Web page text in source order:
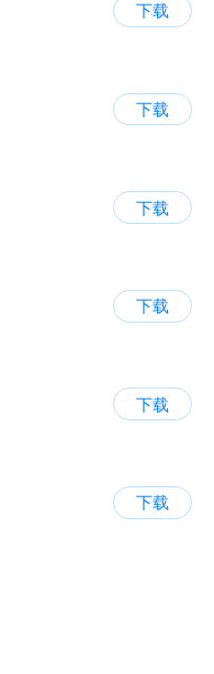
下载
下载
下载
下载
下载
下载